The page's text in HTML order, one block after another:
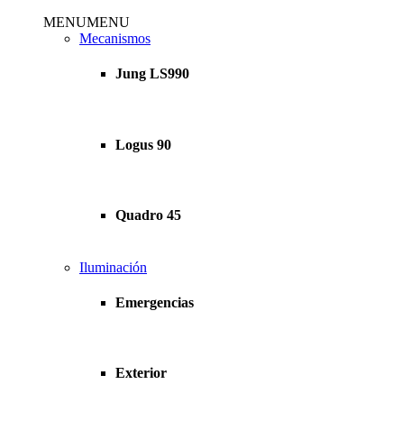
MENUMENU
Mecanismos
Jung LS990
Logus 90
Quadro 45
Iluminación
Emergencias
Exterior